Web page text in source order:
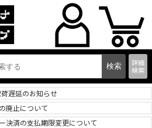
詳細
検索
遅延のお知らせ
廃止について
決済の支払期限変更について